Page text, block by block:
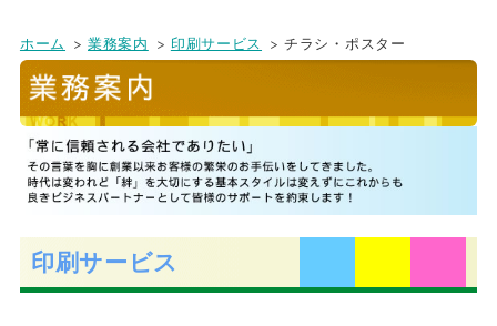
ホーム 業務案内 印刷サービス チラシ・ポスター
印刷サービス